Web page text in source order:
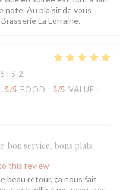
note. Au plaisir de vous
La Lorraine.
2
: 5/5 FOOD : 5/5 VALUE :
bon service, bons plats
this review
beau retour, ça nous fait